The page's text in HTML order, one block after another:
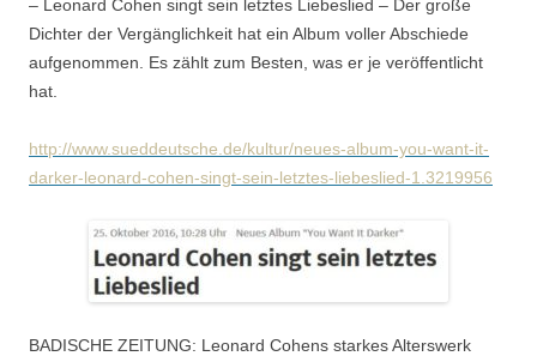
– Leonard Cohen singt sein letztes Liebeslied – Der große
Dichter der Vergänglichkeit hat ein Album voller Abschiede
aufgenommen. Es zählt zum Besten, was er je veröffentlicht
hat.
http://www.sueddeutsche.de/kultur/neues-album-you-want-it-
darker-leonard-cohen-singt-sein-letztes-liebeslied-1.3219956
BADISCHE ZEITUNG: Leonard Cohens starkes Alterswerk